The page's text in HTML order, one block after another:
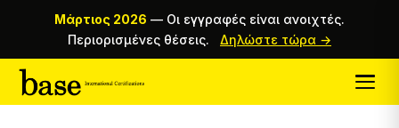
Μάρτιος 2026 — Οι εγγραφές είναι ανοιχτές.
Περιορισμένες θέσεις.
Δηλώστε τώρα →